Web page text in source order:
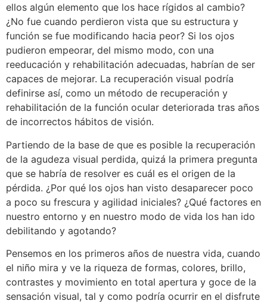
ellos algún elemento que los hace rígidos al cambio?
¿No fue cuando perdieron vista que su estructura y
función se fue modificando hacia peor? Si los ojos
pudieron empeorar, del mismo modo, con una
reeducación y rehabilitación adecuadas, habrían de ser
capaces de mejorar. La recuperación visual podría
definirse así, como un método de recuperación y
rehabilitación de la función ocular deteriorada tras años
de incorrectos hábitos de visión.
Partiendo de la base de que es posible la recuperación
de la agudeza visual perdida, quizá la primera pregunta
que se habría de resolver es cuál es el origen de la
pérdida. ¿Por qué los ojos han visto desaparecer poco
a poco su frescura y agilidad iniciales? ¿Qué factores en
nuestro entorno y en nuestro modo de vida los han ido
debilitando y agotando?
Pensemos en los primeros años de nuestra vida, cuando
el niño mira y ve la riqueza de formas, colores, brillo,
contrastes y movimiento en total apertura y goce de la
sensación visual, tal y como podría ocurrir en el disfrute